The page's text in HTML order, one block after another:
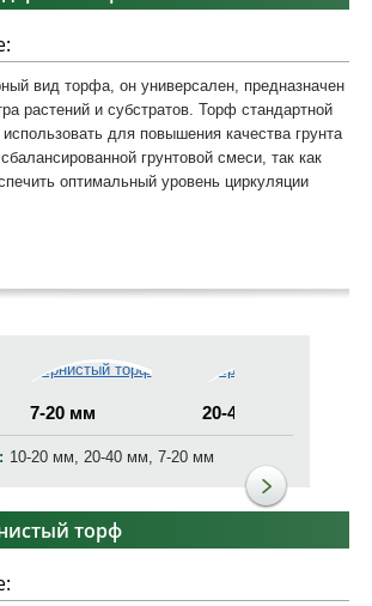
вид торфа, он универсален, предназначен
растений и субстратов. Торф стандартной
для повышения качества грунта
грунтовой смеси, так как
оптимальный уровень циркуляции
7-20 мм 20-40 мм
10-20 мм, 20-40 мм, 7-20 мм
торф